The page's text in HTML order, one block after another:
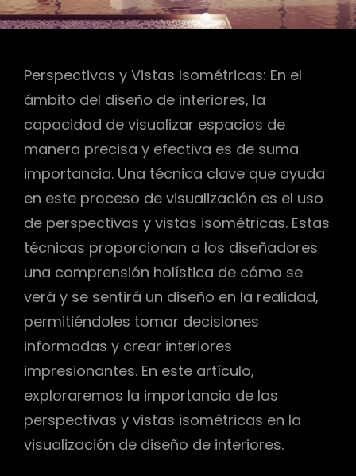
Perspectivas y Vistas Isométricas: En el
ámbito del diseño de interiores, la
capacidad de visualizar espacios de
manera precisa y efectiva es de suma
importancia. Una técnica clave que ayuda
en este proceso de visualización es el uso
de perspectivas y vistas isométricas. Estas
técnicas proporcionan a los diseñadores
una comprensión holística de cómo se
verá y se sentirá un diseño en la realidad,
permitiéndoles tomar decisiones
informadas y crear interiores
impresionantes. En este artículo,
exploraremos la importancia de las
perspectivas y vistas isométricas en la
visualización de diseño de interiores.